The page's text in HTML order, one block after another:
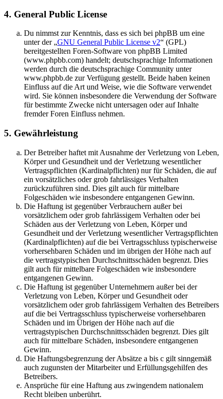
4. General Public License
Du nimmst zur Kenntnis, dass es sich bei phpBB um eine
unter der „GNU General Public License v2“ (GPL)
bereitgestellten Foren-Software von phpBB Limited
(www.phpbb.com) handelt; deutschsprachige Informationen
werden durch die deutschsprachige Community unter
www.phpbb.de zur Verfügung gestellt. Beide haben keinen
Einfluss auf die Art und Weise, wie die Software verwendet
wird. Sie können insbesondere die Verwendung der Software
für bestimmte Zwecke nicht untersagen oder auf Inhalte
fremder Foren Einfluss nehmen.
5. Gewährleistung
Der Betreiber haftet mit Ausnahme der Verletzung von Leben,
Körper und Gesundheit und der Verletzung wesentlicher
Vertragspflichten (Kardinalpflichten) nur für Schäden, die auf
ein vorsätzliches oder grob fahrlässiges Verhalten
zurückzuführen sind. Dies gilt auch für mittelbare
Folgeschäden wie insbesondere entgangenen Gewinn.
Die Haftung ist gegenüber Verbrauchern außer bei
vorsätzlichem oder grob fahrlässigem Verhalten oder bei
Schäden aus der Verletzung von Leben, Körper und
Gesundheit und der Verletzung wesentlicher Vertragspflichten
(Kardinalpflichten) auf die bei Vertragsschluss typischerweise
vorhersehbaren Schäden und im übrigen der Höhe nach auf
die vertragstypischen Durchschnittsschäden begrenzt. Dies
gilt auch für mittelbare Folgeschäden wie insbesondere
entgangenen Gewinn.
Die Haftung ist gegenüber Unternehmern außer bei der
Verletzung von Leben, Körper und Gesundheit oder
vorsätzlichem oder grob fahrlässigem Verhalten des Betreibers
auf die bei Vertragsschluss typischerweise vorhersehbaren
Schäden und im Übrigen der Höhe nach auf die
vertragstypischen Durchschnittsschäden begrenzt. Dies gilt
auch für mittelbare Schäden, insbesondere entgangenen
Gewinn.
Die Haftungsbegrenzung der Absätze a bis c gilt sinngemäß
auch zugunsten der Mitarbeiter und Erfüllungsgehilfen des
Betreibers.
Ansprüche für eine Haftung aus zwingendem nationalem
Recht bleiben unberührt.